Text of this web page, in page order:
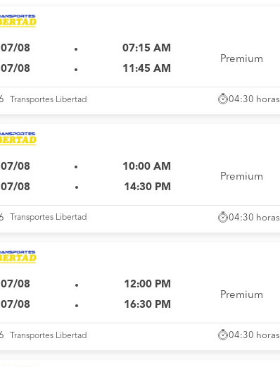
08
07:15 AM
08
11:45 AM
Premium
Transportes Libertad 04:30 horas
08
10:00 AM
08
14:30 PM
Premium
Transportes Libertad 04:30 horas
08
12:00 PM
08
16:30 PM
Premium
Transportes Libertad 04:30 horas